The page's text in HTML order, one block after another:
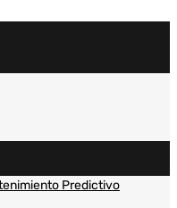
Predictivo